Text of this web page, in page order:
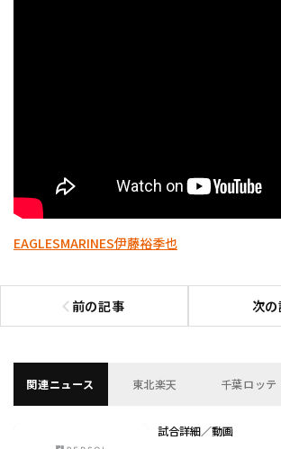
EAGLESMARINES伊藤裕季也
前の記事
前の記事へ 次
関連ニュース 東北楽天 千葉ロッテ
試合詳細／動画